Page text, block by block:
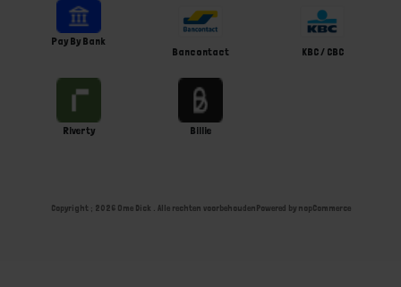
Pay By Bank
Bancontact
KBC / CBC
Riverty Billie
Copyright ; 2026 Ome Dick . Alle rechten voorbehoudenPowered by nopCommerce